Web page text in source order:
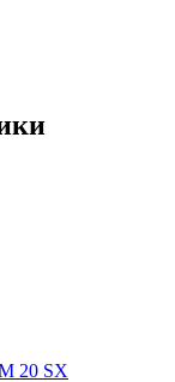
20 SX